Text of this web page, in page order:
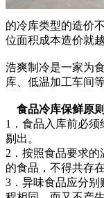
的冷库类型的造价
位面积成本造价就越
浩爽制冷是一家为
库、低温加工车间
食品冷库保鲜原则
1．食品入库前必
剔出。
2．按照食品要求
的食品，不得共存
3．异味食品应分